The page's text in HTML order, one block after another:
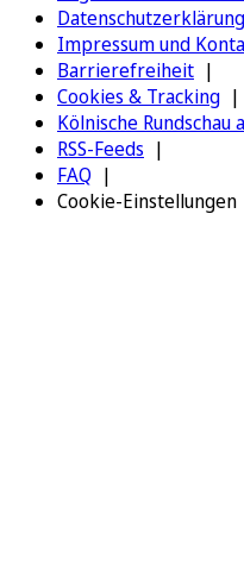
Datenschutzerklärung
Impressum und
Barrierefreiheit
Cookies & Tracking
Kölnische Rundschau
RSS-Feeds
FAQ
Cookie-Einstellungen